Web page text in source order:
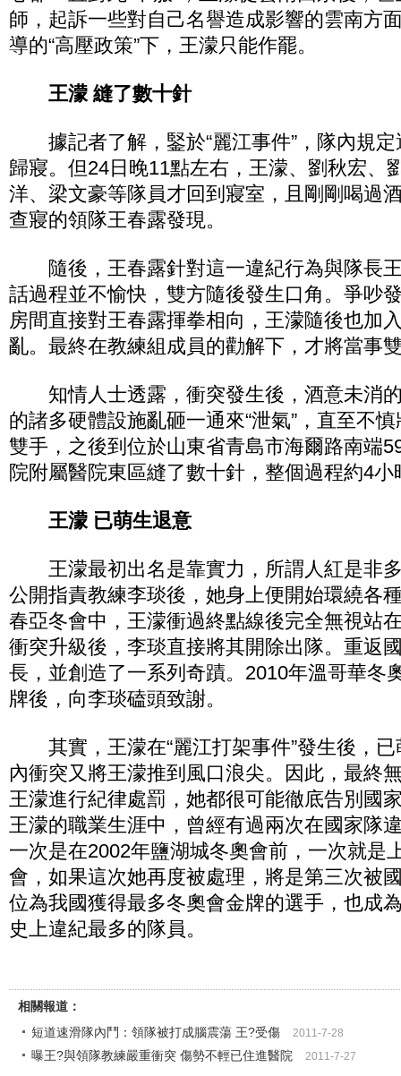
師，起訴一些對自己名譽造成影響的雲南方
導的“高壓政策”下，王濛只能作罷。
王濛 縫了數十針
據記者了解，鋻於“麗江事件”，隊內規定
歸寢。但24日晚11點左右，王濛、劉秋宏、
洋、梁文豪等隊員才回到寢室，且剛剛喝過
查寢的領隊王春露發現。
隨後，王春露針對這一違紀行為與隊長
話過程並不愉快，雙方隨後發生口角。爭吵
房間直接對王春露揮拳相向，王濛隨後也加
亂。最終在教練組成員的勸解下，才將當事
知情人士透露，衝突發生後，酒意未消
的諸多硬體設施亂砸一通來“泄氣”，直至不
雙手，之後到位於山東省青島市海爾路南端
院附屬醫院東區縫了數十針，整個過程約4小
王濛 已萌生退意
王濛最初出名是靠實力，所謂人紅是非
公開指責教練李琰後，她身上便開始環繞各
春亞冬會中，王濛衝過終點線後完全無視站
衝突升級後，李琰直接將其開除出隊。重返
長，並創造了一系列奇蹟。2010年溫哥華冬
牌後，向李琰磕頭致謝。
其實，王濛在“麗江打架事件”發生後，已
內衝突又將王濛推到風口浪尖。因此，最終
王濛進行紀律處罰，她都很可能徹底告別國
王濛的職業生涯中，曾經有過兩次在國家隊
一次是在2002年鹽湖城冬奧會前，一次就是
會，如果這次她再度被處理，將是第三次被
位為我國獲得最多冬奧會金牌的選手，也成
史上違紀最多的隊員。
相關報道：
短道速滑隊內鬥：領隊被打成腦震蕩 王?受傷
2011-7-28
曝王?與領隊教練嚴重衝突 傷勢不輕已住進醫院 2011-7-27